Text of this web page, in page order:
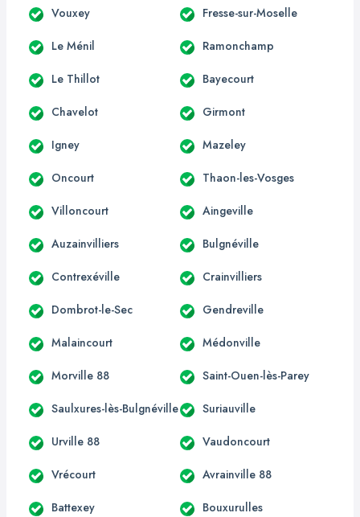
Vouxey Fresse-sur-Moselle
Le Ménil Ramonchamp
Le Thillot Bayecourt
Chavelot Girmont
Igney Mazeley
Oncourt Thaon-les-Vosges
Villoncourt Aingeville
Auzainvilliers Bulgnéville
Contrexéville Crainvilliers
Dombrot-le-Sec Gendreville
Malaincourt Médonville
Morville 88 Saint-Ouen-lès-Parey
Saulxures-lès-Bulgnéville Suriauville
Urville 88 Vaudoncourt
Vrécourt Avrainville 88
Battexey Bouxurulles